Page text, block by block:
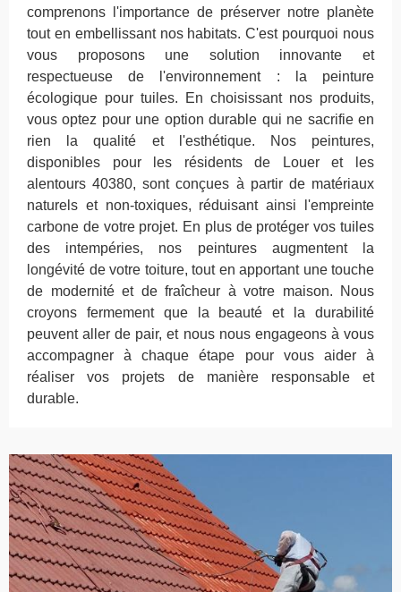
comprenons l'importance de préserver notre planète
tout en embellissant nos habitats. C'est pourquoi nous
vous proposons une solution innovante et
respectueuse de l'environnement : la peinture
écologique pour tuiles. En choisissant nos produits,
vous optez pour une option durable qui ne sacrifie en
rien la qualité et l'esthétique. Nos peintures,
disponibles pour les résidents de Louer et les
alentours 40380, sont conçues à partir de matériaux
naturels et non-toxiques, réduisant ainsi l'empreinte
carbone de votre projet. En plus de protéger vos tuiles
des intempéries, nos peintures augmentent la
longévité de votre toiture, tout en apportant une touche
de modernité et de fraîcheur à votre maison. Nous
croyons fermement que la beauté et la durabilité
peuvent aller de pair, et nous nous engageons à vous
accompagner à chaque étape pour vous aider à
réaliser vos projets de manière responsable et
durable.